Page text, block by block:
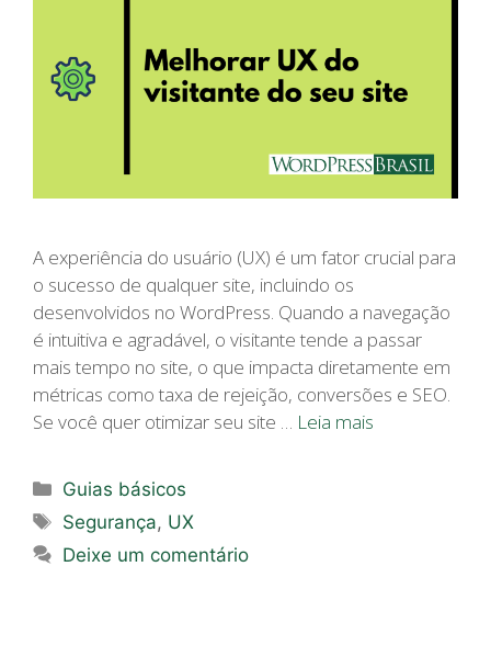
A experiência do usuário (UX) é um fator crucial para
o sucesso de qualquer site, incluindo os
desenvolvidos no WordPress. Quando a navegação
é intuitiva e agradável, o visitante tende a passar
mais tempo no site, o que impacta diretamente em
métricas como taxa de rejeição, conversões e SEO.
Se você quer otimizar seu site … Leia mais
Categorias
Guias básicos
Tags
Segurança, UX
Deixe um comentário